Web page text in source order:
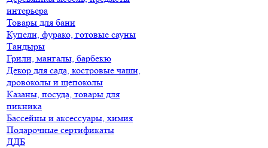
интерьера
Товары для бани
Купели, фурако, готовые сауны
Тандыры
Грили, мангалы, барбекю
Декор для сада, костровые чаши,
дровоколы и щепоколы
Казаны, посуда, товары для
пикника
Бассейны и аксессуары, химия
Подарочные сертификаты
ДДБ